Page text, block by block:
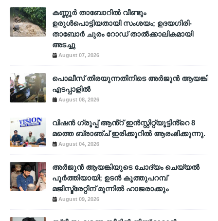
കണ്ണൂർ താബോറിൽ വീണ്ടും
ഉരുൾപൊട്ടിയതായി സംശയം; ഉദയഗിരി-
താബോർ ചുരം റോഡ് താൽക്കാലികമായി
അടച്ചു
August 07, 2026
പൊലീസ് തിരയുന്നതിനിടെ അര്‍ജുന്‍ ആയങ്കി
എടപ്പാളില്‍
August 08, 2026
വിഷൻ ഗ്രൂപ്പ് ആൻ്റ് ഇൻസ്റ്റിറ്റ്യൂട്ടിൻ്റെ 8
മത്തെ ബ്രാഞ്ച് ഇരിക്കൂറിൽ ആരംഭിക്കുന്നു.
August 04, 2026
അര്‍ജുന്‍ ആയങ്കിയുടെ ചോദ്യം ചെയ്യല്‍
പൂര്‍ത്തിയായി; ഉടന്‍ കൂത്തുപറമ്പ്
മജിസ്ട്രേറ്റിന് മുന്നില്‍ ഹാജരാക്കും
August 09, 2026